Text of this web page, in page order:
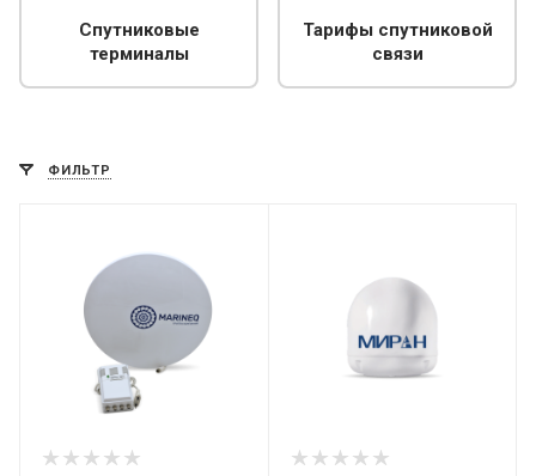
Спутниковые
терминалы
Тарифы спутниковой
связи
ФИЛЬТР
МИРАН ЭФИР ТВ